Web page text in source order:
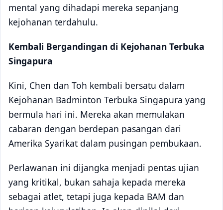
mental yang dihadapi mereka sepanjang
kejohanan terdahulu.
Kembali Bergandingan di Kejohanan Terbuka
Singapura
Kini, Chen dan Toh kembali bersatu dalam
Kejohanan Badminton Terbuka Singapura yang
bermula hari ini. Mereka akan memulakan
cabaran dengan berdepan pasangan dari
Amerika Syarikat dalam pusingan pembukaan.
Perlawanan ini dijangka menjadi pentas ujian
yang kritikal, bukan sahaja kepada mereka
sebagai atlet, tetapi juga kepada BAM dan